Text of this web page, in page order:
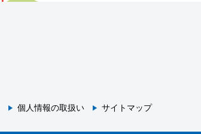
個人情報の取扱い サイトマップ